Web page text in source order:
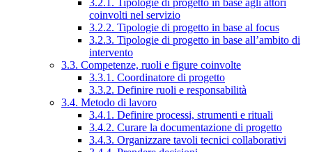
3.2.1. Tipologie di progetto in base agli attori
coinvolti nel servizio
3.2.2. Tipologie di progetto in base al focus
3.2.3. Tipologie di progetto in base all’ambito di
intervento
3.3. Competenze, ruoli e figure coinvolte
3.3.1. Coordinatore di progetto
3.3.2. Definire ruoli e responsabilità
3.4. Metodo di lavoro
3.4.1. Definire processi, strumenti e rituali
3.4.2. Curare la documentazione di progetto
3.4.3. Organizzare tavoli tecnici collaborativi